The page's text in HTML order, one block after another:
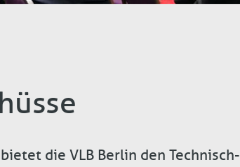
die VLB Berlin den Technisch-